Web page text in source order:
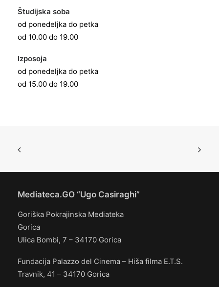
Študijska soba
od ponedeljka do petka
od 10.00 do 19.00
Izposoja
od ponedeljka do petka
od 15.00 do 19.00
Mediateca.GO “Ugo Casiraghi”
Goriška Pokrajinska Mediateka
Gorica
Ulica Bombi, 7 – 34170 Gorica
Fundacija Palazzo del Cinema – Hiša filma E.T.S.
Travnik, 41 – 34170 Gorica